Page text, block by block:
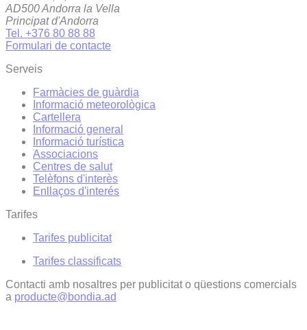
AD500 Andorra la Vella
Principat d'Andorra
Tel. +376 80 88 88
Formulari de contacte
Serveis
Farmàcies de guàrdia
Informació meteorològica
Cartellera
Informació general
Informació turística
Associacions
Centres de salut
Telèfons d'interès
Enllaços d'interés
Tarifes
Tarifes publicitat
Tarifes classificats
Contacti amb nosaltres per publicitat o qüestions comercials
a producte@bondia.ad